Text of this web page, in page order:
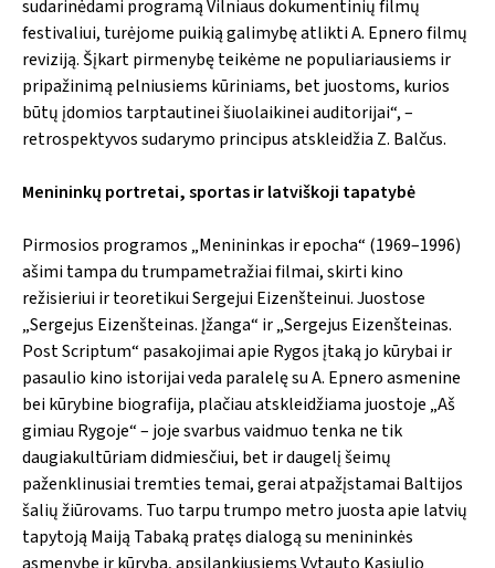
sudarinėdami programą Vilniaus dokumentinių filmų
festivaliui, turėjome puikią galimybę atlikti A. Epnero filmų
reviziją. Šįkart pirmenybę teikėme ne populiariausiems ir
pripažinimą pelniusiems kūriniams, bet juostoms, kurios
būtų įdomios tarptautinei šiuolaikinei auditorijai“, –
retrospektyvos sudarymo principus atskleidžia Z. Balčus.
Menininkų portretai, sportas ir latviškoji tapatybė
Pirmosios programos „Menininkas ir epocha“ (1969–1996)
ašimi tampa du trumpametražiai filmai, skirti kino
režisieriui ir teoretikui Sergejui Eizenšteinui. Juostose
„Sergejus Eizenšteinas. Įžanga“ ir „Sergejus Eizenšteinas.
Post Scriptum“ pasakojimai apie Rygos įtaką jo kūrybai ir
pasaulio kino istorijai veda paralelę su A. Epnero asmenine
bei kūrybine biografija, plačiau atskleidžiama juostoje „Aš
gimiau Rygoje“ – joje svarbus vaidmuo tenka ne tik
daugiakultūriam didmiesčiui, bet ir daugelį šeimų
paženklinusiai tremties temai, gerai atpažįstamai Baltijos
šalių žiūrovams. Tuo tarpu trumpo metro juosta apie latvių
tapytoją Maiją Tabaką pratęs dialogą su menininkės